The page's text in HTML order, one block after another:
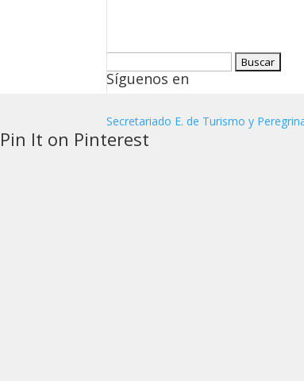
Síguenos en
Secretariado E. de Turismo y
Pin It on Pinterest